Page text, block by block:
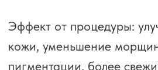
Работаем 364 дня в году
Работаем без выходных. Выходной
только 1-го января.